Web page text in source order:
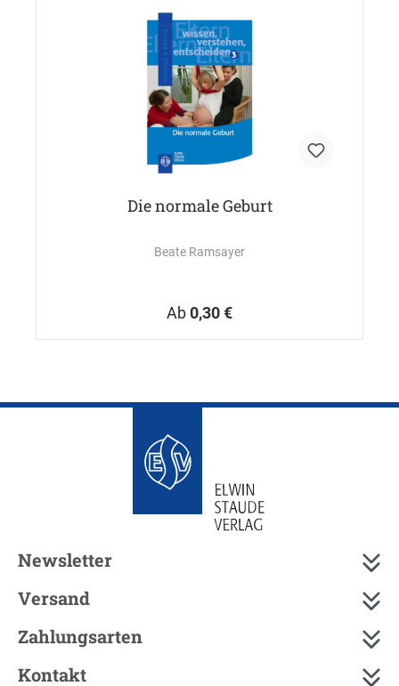
Die normale Geburt
Beate Ramsayer
Ab0,30 €
Newsletter
Versand
Zahlungsarten
Kontakt